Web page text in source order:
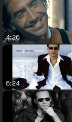
4:26
6:24